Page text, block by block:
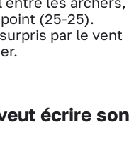
(25-25).
par le vent
écrire son